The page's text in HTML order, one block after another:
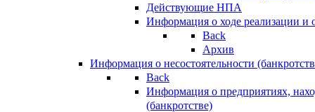
Действующие НПА
Информация о ходе реализации
Back
Архив
Информация о несостоятельности
Back
Информация о предприятиях,
(банкротстве)